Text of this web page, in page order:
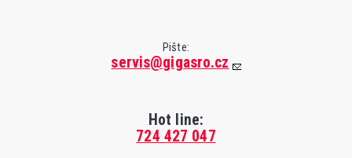
Pište:
servis@gigasro.cz
Hot line:
724 427 047